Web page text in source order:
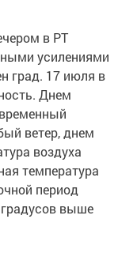
в РТ
усилениями
град. 17 июля в
Днем
ветер, днем
воздуха
температура
период
выше